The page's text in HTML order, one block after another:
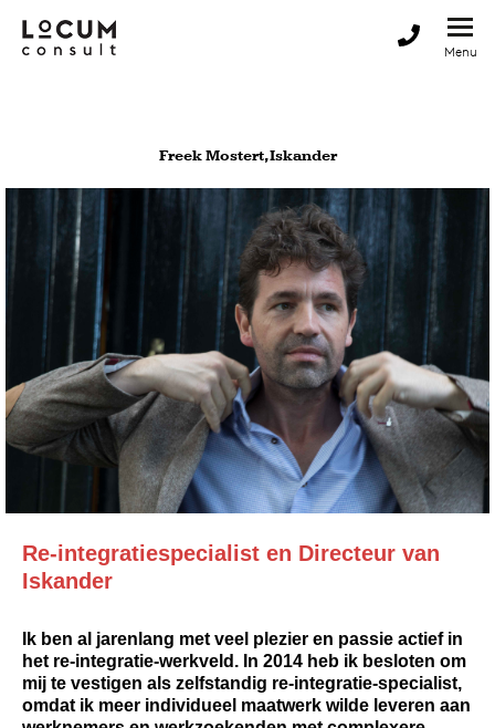
Freek Mostert, Iskander
Re-integratiespecialist en Directeur van
Iskander
Ik ben al jarenlang met veel plezier en passie actief in
het re-integratie-werkveld. In 2014 heb ik besloten om
mij te vestigen als zelfstandig re-integratie-specialist,
omdat ik meer individueel maatwerk wilde leveren aan